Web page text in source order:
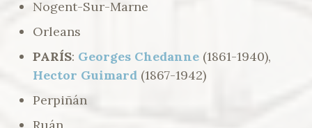
Nogent-Sur-Marne
Orleans
PARÍS: Georges Chedanne (1861-1940),
Hector Guimard (1867-1942)
Perpiñán